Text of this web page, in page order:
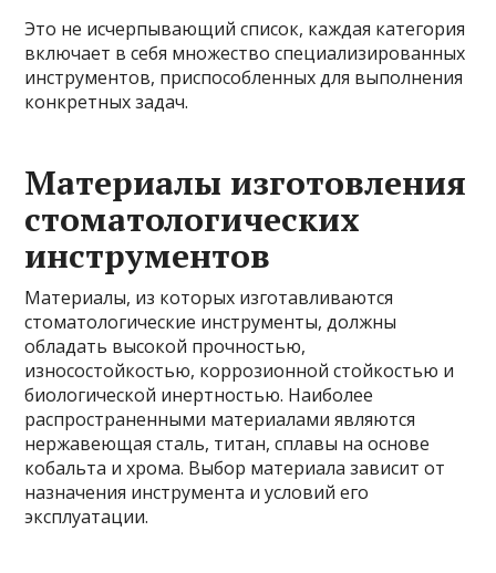
Это не исчерпывающий список, каждая категория
включает в себя множество специализированных
инструментов, приспособленных для выполнения
конкретных задач.
Материалы изготовления
стоматологических
инструментов
Материалы, из которых изготавливаются
стоматологические инструменты, должны
обладать высокой прочностью,
износостойкостью, коррозионной стойкостью и
биологической инертностью. Наиболее
распространенными материалами являются
нержавеющая сталь, титан, сплавы на основе
кобальта и хрома. Выбор материала зависит от
назначения инструмента и условий его
эксплуатации.